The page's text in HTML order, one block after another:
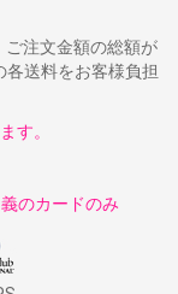
注文金額の総額が
送料をお客様負担
す。
のカードのみ